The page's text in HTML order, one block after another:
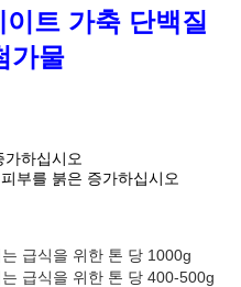
트 가축 단백질
가물
하십시오
부를 붉은 증가하십시오
급식을 위한 톤 당 1000g
급식을 위한 톤 당 400-500g